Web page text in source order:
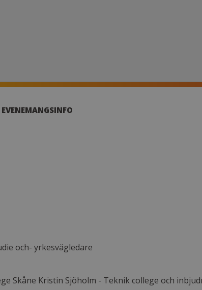
EVENEMANGSINFO
och- yrkesvägledare
Skåne Kristin Sjöholm - Teknik college och